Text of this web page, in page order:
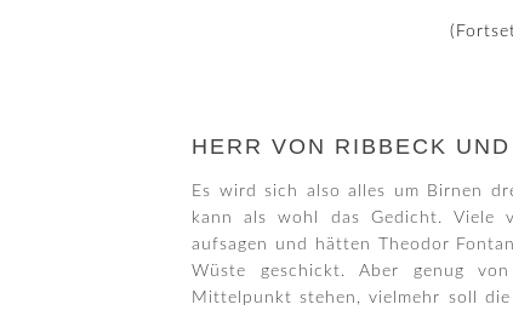
HERR VON RIBBECK
Es wird sich also alles um Birnen
kann als wohl das Gedicht. Viele
aufsagen und hätten Theodor
Wüste geschickt. Aber genug
Mittelpunkt stehen, vielmehr soll